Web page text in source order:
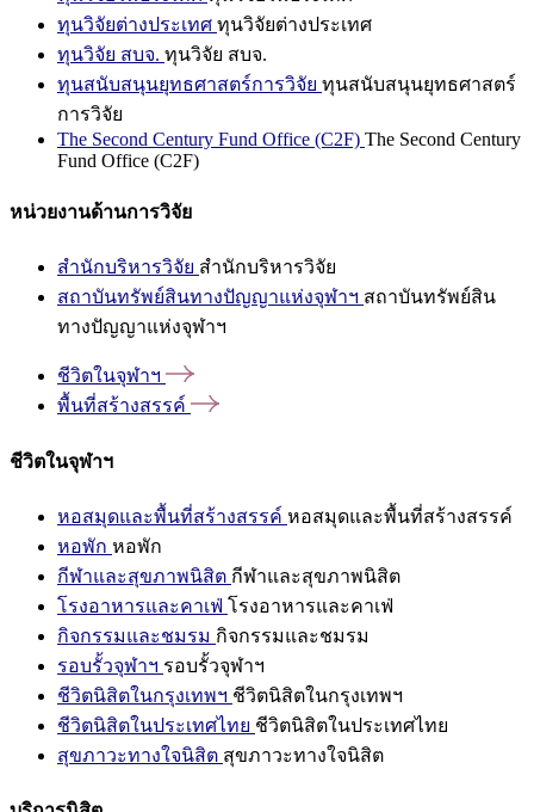
ทุนวิจัยต่างประเทศ ทุนวิจัยต่างประเทศ
ทุนวิจัย สบจ. ทุนวิจัย สบจ.
ทุนสนับสนุนยุทธศาสตร์การวิจัย ทุนสนับสนุนยุทธศาสตร์
การวิจัย
The Second Century Fund Office (C2F) The Second Century
Fund Office (C2F)
หน่วยงานด้านการวิจัย
สำนักบริหารวิจัย สำนักบริหารวิจัย
สถาบันทรัพย์สินทางปัญญาแห่งจุฬาฯ สถาบันทรัพย์สิน
ทางปัญญาแห่งจุฬาฯ
ชีวิตในจุฬาฯ
พื้นที่สร้างสรรค์
ชีวิตในจุฬาฯ
หอสมุดและพื้นที่สร้างสรรค์ หอสมุดและพื้นที่สร้างสรรค์
หอพัก หอพัก
กีฬาและสุขภาพนิสิต กีฬาและสุขภาพนิสิต
โรงอาหารและคาเฟ่ โรงอาหารและคาเฟ่
กิจกรรมและชมรม กิจกรรมและชมรม
รอบรั้วจุฬาฯ รอบรั้วจุฬาฯ
ชีวิตนิสิตในกรุงเทพฯ ชีวิตนิสิตในกรุงเทพฯ
ชีวิตนิสิตในประเทศไทย ชีวิตนิสิตในประเทศไทย
สุขภาวะทางใจนิสิต สุขภาวะทางใจนิสิต